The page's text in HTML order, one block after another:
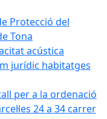
Protecció del
Tona
acústica
jurídic habitatges
per a la ordenació
24 a 34 carrer